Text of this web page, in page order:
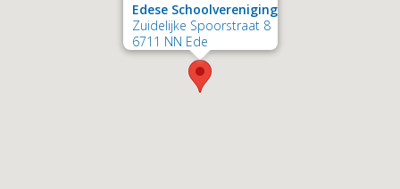
Edese Schoolvereniging
Zuidelijke Spoorstraat 8
6711 NN Ede